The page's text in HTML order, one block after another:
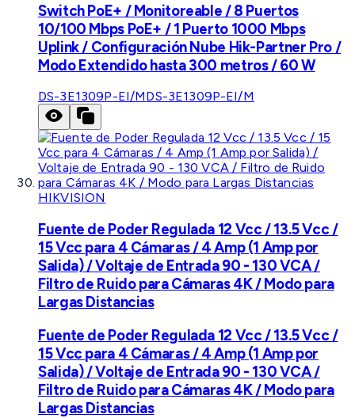
Switch PoE+ / Monitoreable / 8 Puertos
10/100 Mbps PoE+ / 1 Puerto 1000 Mbps
Uplink / Configuración Nube Hik-Partner Pro /
Modo Extendido hasta 300 metros / 60 W
DS-3E1309P-EI/MDS-3E1309P-EI/M
HIKVISION
Fuente de Poder Regulada 12 Vcc / 13.5 Vcc /
15 Vcc para 4 Cámaras / 4 Amp (1 Amp por
Salida) / Voltaje de Entrada 90 - 130 VCA /
Filtro de Ruido para Cámaras 4K / Modo para
Largas Distancias
Fuente de Poder Regulada 12 Vcc / 13.5 Vcc /
15 Vcc para 4 Cámaras / 4 Amp (1 Amp por
Salida) / Voltaje de Entrada 90 - 130 VCA /
Filtro de Ruido para Cámaras 4K / Modo para
Largas Distancias